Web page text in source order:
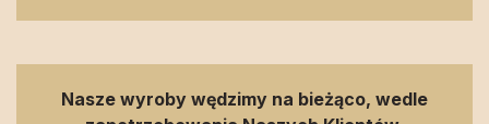
Nasze wyroby wędzimy na bieżąco, wedle